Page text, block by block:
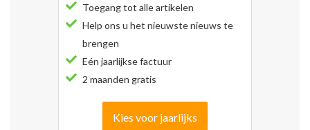
Toegang tot alle artikelen
Help ons u het nieuwste nieuws te
brengen
Eén jaarlijkse factuur
2 maanden gratis
Kies voor jaarlijks